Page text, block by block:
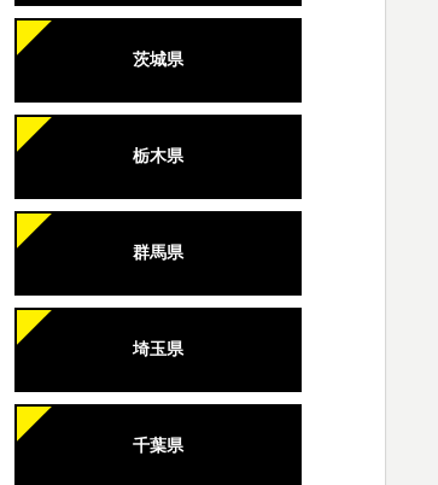
茨城県
栃木県
群馬県
埼玉県
千葉県